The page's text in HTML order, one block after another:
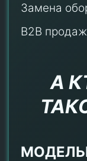
Замена
B2B
А